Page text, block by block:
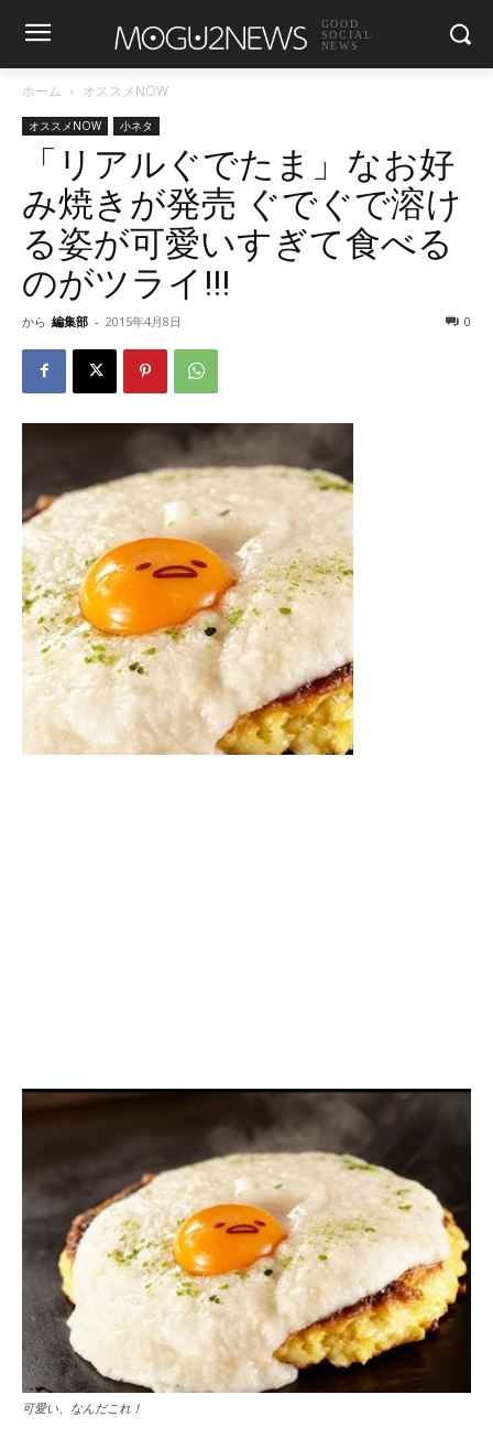
GOOD
SOCIAL
NEWS
ホーム オススメNOW
オススメNOW 小ネタ
「リアルぐでたま」なお好
み焼きが発売 ぐでぐで溶け
る姿が可愛いすぎて食べる
のがツライ!!!
から 編集部 - 2015年4月8日 0
可愛い、なんだこれ！